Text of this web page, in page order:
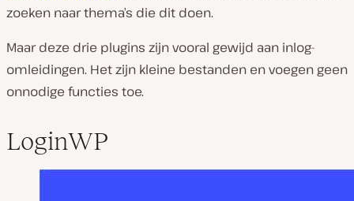
zoeken naar thema’s die dit doen.
Maar deze drie plugins zijn vooral gewijd aan inlog-
omleidingen. Het zijn kleine bestanden en voegen geen
onnodige functies toe.
LoginWP